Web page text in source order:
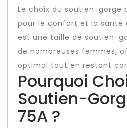
Le choix du soutien-gorge
pour le confort et la santé
est une taille de soutien-
de nombreuses femmes,
optimal tout en restant
Pourquoi
Soutien-
75A ?